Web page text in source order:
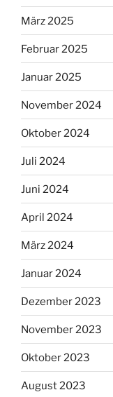
März 2025
Februar 2025
Januar 2025
November 2024
Oktober 2024
Juli 2024
Juni 2024
April 2024
März 2024
Januar 2024
Dezember 2023
November 2023
Oktober 2023
August 2023